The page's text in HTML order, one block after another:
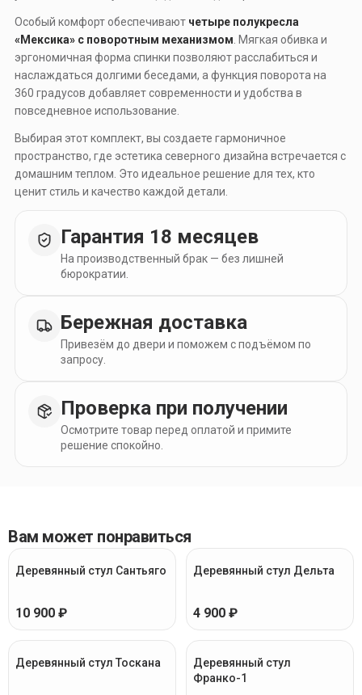
Особый комфорт обеспечивают четыре полукресла
«Мексика» с поворотным механизмом . Мягкая обивка и
эргономичная форма спинки позволяют расслабиться и
наслаждаться долгими беседами, а функция поворота на
360 градусов добавляет современности и удобства в
повседневное использование.
Выбирая этот комплект, вы создаете гармоничное
пространство, где эстетика северного дизайна встречается с
домашним теплом. Это идеальное решение для тех, кто
ценит стиль и качество каждой детали.
Гарантия 18 месяцев
На производственный брак — без лишней
бюрократии.
Бережная доставка
Привезём до двери и поможем с подъёмом по
запросу.
Проверка при получении
Осмотрите товар перед оплатой и примите
решение спокойно.
Вам может понравиться
Деревянный стул Сантьяго
10 900 ₽
Деревянный стул Дельта
4 900 ₽
Деревянный стул Тоскана
Деревянный стул
Франко-1